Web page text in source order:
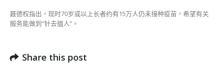
聂德权指出，现时70岁或以上长者约有15万人仍未接种疫苗，希望有关
服务能做到“针去搵人”。
Share this post